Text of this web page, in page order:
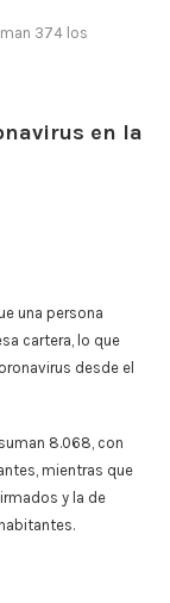
374 los
en la
una persona
cartera, lo que
desde el
8.068, con
mientras que
y la de